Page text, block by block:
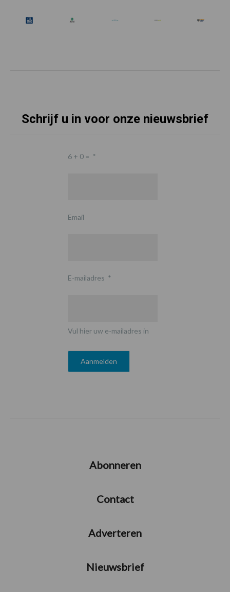
Schrijf u in voor onze nieuwsbrief
6 + 0 = *
Email
E-mailadres *
Vul hier uw e-mailadres in
Abonneren
Contact
Adverteren
Nieuwsbrief